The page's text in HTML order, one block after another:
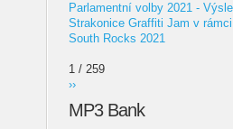
Parlamentní volby 2021 -
Strakonice Graffiti Jam v
South Rocks 2021
1 / 259
››
MP3 Bank